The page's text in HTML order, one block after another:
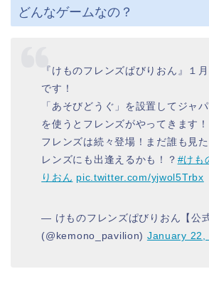
どんなゲームなの？
『けものフレンズぱびりおん』１
です！
「あそびどうぐ」を設置してジャ
を使うとフレンズがやってきます！
フレンズは続々登場！まだ誰も見
レンズにも出逢えるかも！？ #けも
りおん pic.twitter.com/yjwol5Trbx
— けものフレンズぱびりおん【公式
(@kemono_pavilion) January 22,